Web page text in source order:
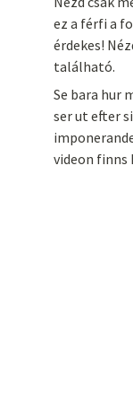
ez a férfi a
érdekes!
található.
Se bara hur
ser ut efter
videon finns